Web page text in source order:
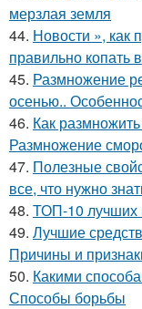
мерзлая земля
44. Новости », как
правильно копать
45. Размножение
осенью..
46. Как
Размножение
47. Полезные
все, что нужно
48. ТОП-10 лучших
49. Лучшие
Причины и
50. Какими
Способы борьбы